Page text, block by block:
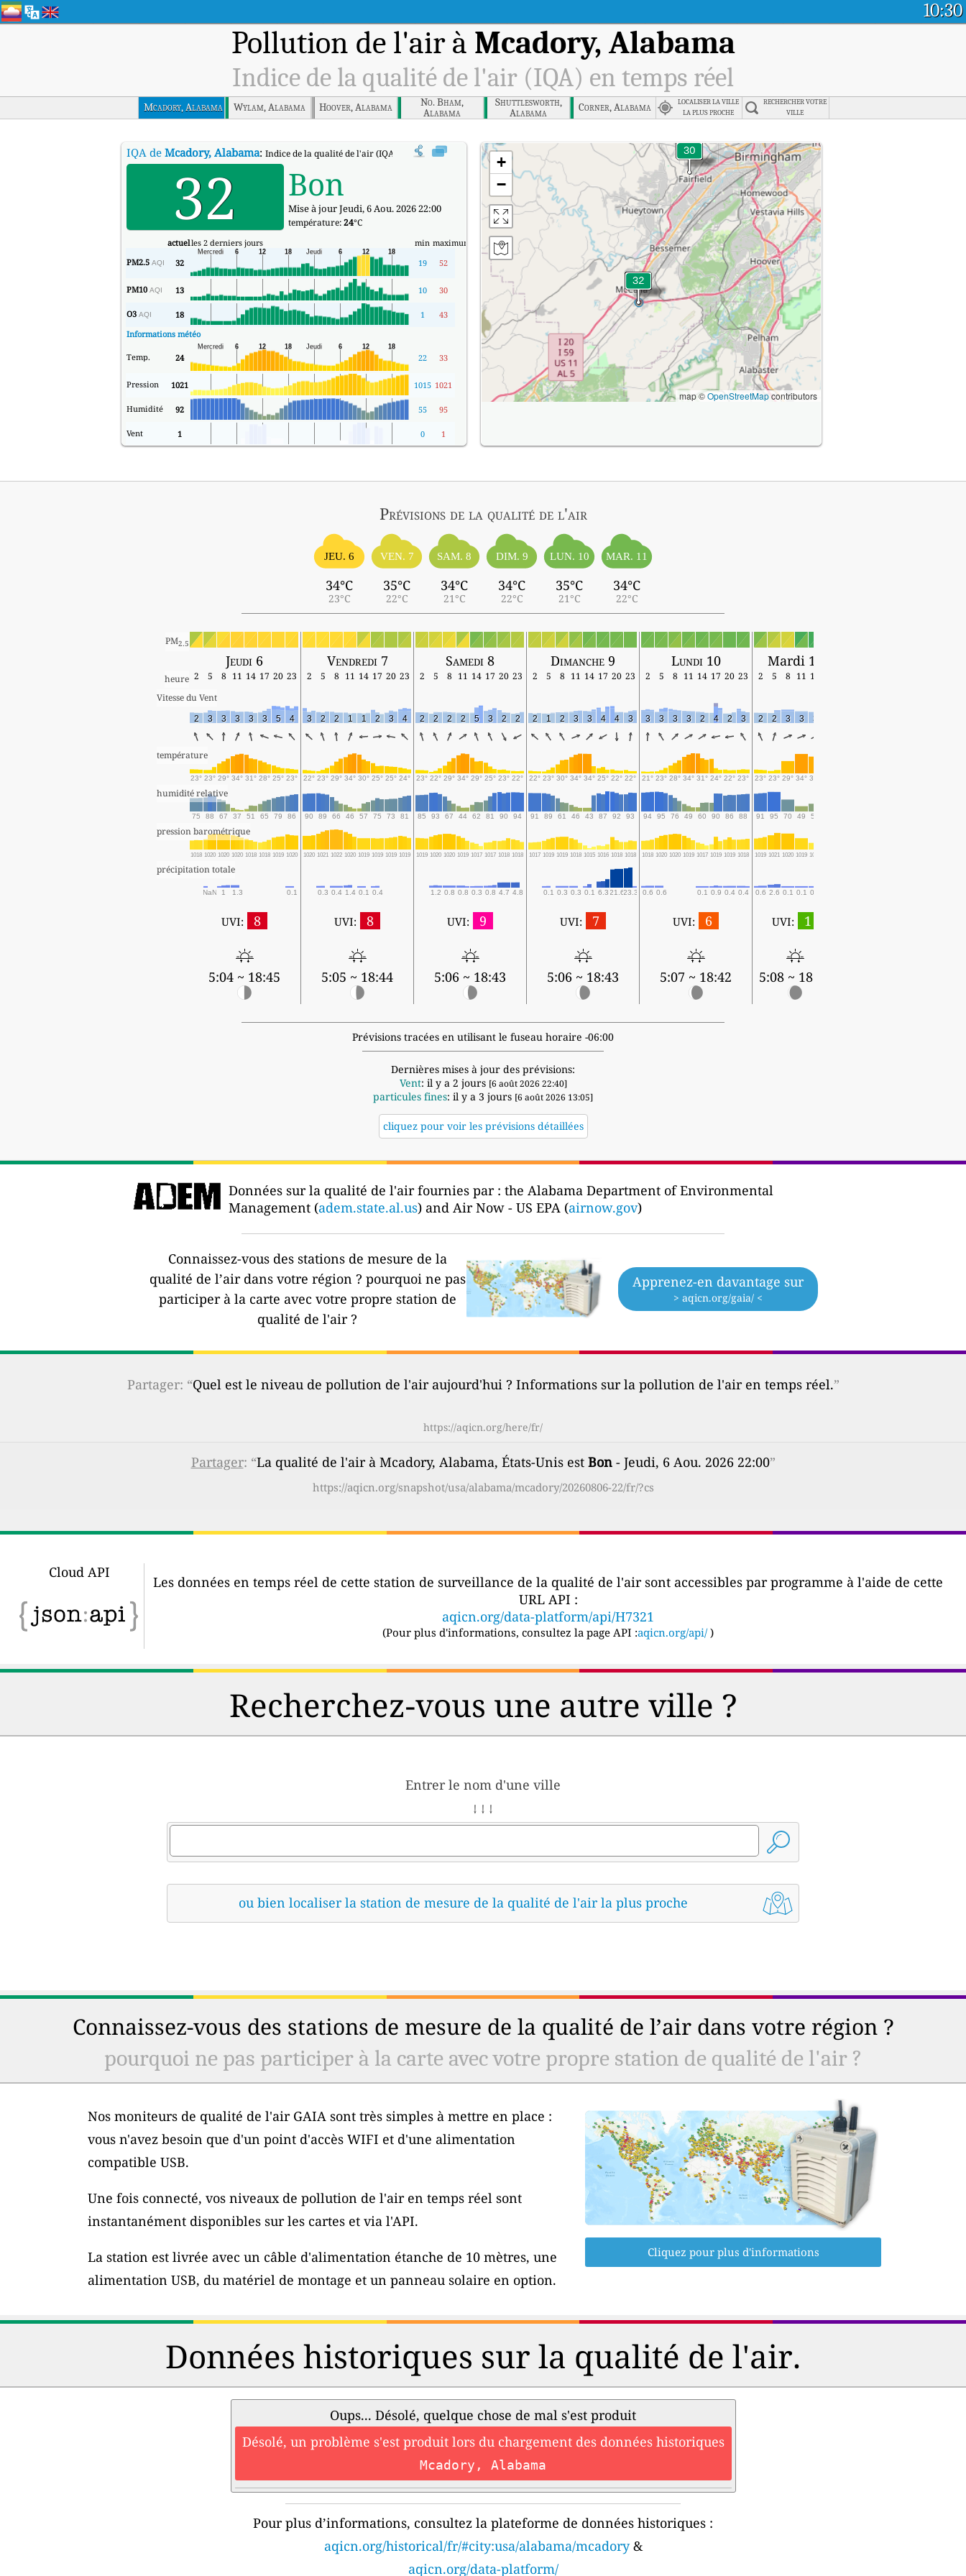
10:30
Pollution de l'air à Mcadory, Alabama
Indice de la qualité de l'air (IQA) en temps réel
Mcadory, Alabama Wylam, Alabama Hoover, Alabama
No. Bham,
Alabama
Shuttlesworth,
Alabama
Corner, Alabama
LOCALISER LA VILLE
LA PLUS PROCHE
RECHERCHER VOTRE
VILLE
IQA de Mcadory, Alabama: Indice de la qualité de l'air (IQA) à Mcadory, Alabama en temps réel.
32 Bon
Mise à jour Jeudi, 6 Aou. 2026 22:00
température:24°C
actuelles 2 derniers jours min maximum
PM2.5 AQI 32 19 52
PM10 AQI 13 10 30
O3 AQI 18 1
43
Informations météo
Temp. 24 22 33
Pression 1021 1015 1021
Humidité 92 55 95
Vent 1 0 1
+
−
map ©OpenStreetMapcontributors
Prévisionsde la qualité de l'air
JEU. 6
34°C
23°C
VEN. 7
35°C
22°C
SAM. 8
34°C
21°C
DIM. 9
34°C
22°C
LUN. 10
35°C
21°C
MAR. 11
34°C
22°C
PM2.5
Jeudi 6 Vendredi 7 Samedi 8 Dimanche 9 Lundi 10 Mardi 11
heure 2 5 8 11 14 17 20 23 2 5 8 11 14 17 20 23 2 5 8 11 14 17 20 23 2 5 8 11 14 17 20 23 2 5 8 11 14 17 20 23 2 5 8 11 14
Vitesse du Vent
2 3 3 3 3 3 5 4 3 2 2 1 1 2 3 4 2 2 2 2 5 3 2 2 2 1 2 3 3 4 4 3 3 3 3 3 2 4 2 3 2 2 3 3 3
température
23° 23° 29° 34° 31° 28° 25° 23° 22° 23° 29° 34° 30° 25° 25° 24° 23° 22° 29° 34° 29° 25° 23° 22° 22° 23° 30° 34° 34° 25° 22° 22° 21° 23° 28° 34° 31° 24° 22° 23° 23° 23° 29° 34° 32°
humidité relative
75 88 67 37 51 65 79 86 90 89 66 46 57 75 73 81 85 93 67 44 62 81 90 94 91 89 61 46 43 87 92 93 94 95 76 49 60 90 86 88 91 95 70 49 57
pression barométrique
1018 1020 1020 1020 1018 1018 1019 1020 1020 1021 1022 1020 1019 1019 1019 1019 1019 1020 1020 1019 1017 1017 1018 1018 1017 1019 1019 1018 1015 1016 1018 1018 1018 1020 1020 1019 1017 1019 1019 1018 1019 1021 1020 1019 1017
précipitation totale
NaN 1 1.3 0.1 0.3 0.4 1.4 0.1 0.4 1.2 0.8 0.8 0.3 0.8 4.7 4.8 0.1 0.3 0.3 0.1 6.3 21.623.3 0.6 0.6 0.1 0.9 0.4 0.4 0.6 2.6 0.1 0.1 0.1
UVI: 8
5:04 ~ 18:45
UVI: 8
5:05 ~ 18:44
UVI: 9
5:06 ~ 18:43
UVI: 7
5:06 ~ 18:43
UVI: 6
5:07 ~ 18:42
UVI: 1
5:08 ~ 18:41
Prévisions tracées en utilisant le fuseau horaire -06:00
Dernières mises à jour des prévisions:
Vent: il y a 2 jours [6 août 2026 22:40]
particules fines: il y a 3 jours [6 août 2026 13:05]
cliquez pour voir les prévisions détaillées
Données sur la qualité de l'air fournies par : the Alabama Department of Environmental
Management (adem.state.al.us) and Air Now - US EPA (airnow.gov)
Connaissez-vous des stations de mesure de la
qualité de l’air dans votre région ? pourquoi ne pas
participer à la carte avec votre propre station de
qualité de l'air ?
Apprenez-en davantage sur
> aqicn.org/gaia/ <
Partager: “Quel est le niveau de pollution de l'air aujourd'hui ? Informations sur la pollution de l'air en temps réel.”
https://aqicn.org/here/fr/
Partager: “La qualité de l'air à Mcadory, Alabama, États-Unis est Bon- Jeudi, 6 Aou. 2026 22:00”
https://aqicn.org/snapshot/usa/alabama/mcadory/20260806-22/fr/?cs
Cloud API
Les données en temps réel de cette station de surveillance de la qualité de l'air sont accessibles par programme à l'aide de cette
URL API :
aqicn.org/data-platform/api/H7321
(Pour plus d'informations, consultez la page API :aqicn.org/api/ )
Recherchez-vous une autre ville ?
Entrer le nom d'une ville
↓ ↓ ↓
ou bien localiser la station de mesure de la qualité de l'air la plus proche
Connaissez-vous des stations de mesure de la qualité de l’air dans votre région ?
pourquoi ne pas participer à la carte avec votre propre station de qualité de l'air ?
Nos moniteurs de qualité de l'air GAIA sont très simples à mettre en place :
vous n'avez besoin que d'un point d'accès WIFI et d'une alimentation
compatible USB.
Une fois connecté, vos niveaux de pollution de l'air en temps réel sont
instantanément disponibles sur les cartes et via l'API.
La station est livrée avec un câble d'alimentation étanche de 10 mètres, une
alimentation USB, du matériel de montage et un panneau solaire en option.
Cliquez pour plus d'informations
Données historiques sur la qualité de l'air.
Oups... Désolé, quelque chose de mal s'est produit
Désolé, un problème s'est produit lors du chargement des données historiques
Mcadory, Alabama
Pour plus d’informations, consultez la plateforme de données historiques :
aqicn.org/historical/fr/#city:usa/alabama/mcadory&
aqicn.org/data-platform/